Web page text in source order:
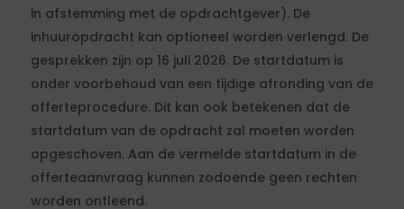
in afstemming met de opdrachtgever). De
inhuuropdracht kan optioneel worden verlengd. De
gesprekken zijn op 16 juli 2026. De startdatum is
onder voorbehoud van een tijdige afronding van de
offerteprocedure. Dit kan ook betekenen dat de
startdatum van de opdracht zal moeten worden
opgeschoven. Aan de vermelde startdatum in de
offerteaanvraag kunnen zodoende geen rechten
worden ontleend.